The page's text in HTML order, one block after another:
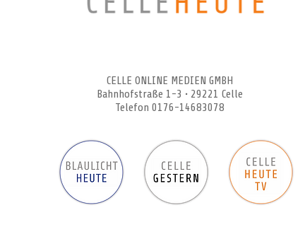
CELLE ONLINE MEDIEN GMBH
Bahnhofstraße 1-3 • 29221 Celle
Telefon 0176-14683078